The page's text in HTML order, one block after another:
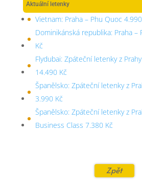
Aktuální letenky
Vietnam: Praha – Phu Quoc
Dominikánská republika: Praha –
Kč
Flydubai: Zpáteční letenky z
14.490 Kč
Španělsko: Zpáteční letenky z
3.990 Kč
Španělsko: Zpáteční letenky z
Business Class 7.380 Kč
Zpět